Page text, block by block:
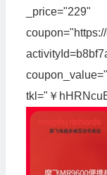
_price="229"
tkl="￥